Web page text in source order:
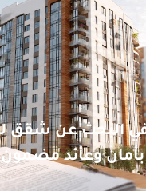
في البحث عن شقق
وعائد مضمون